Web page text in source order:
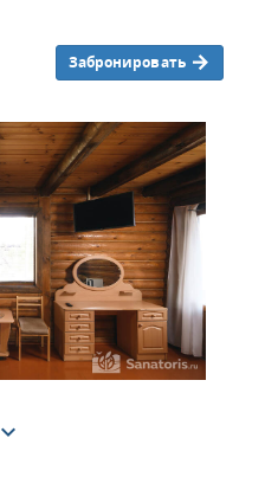
Забронировать
keyboard_arrow_down